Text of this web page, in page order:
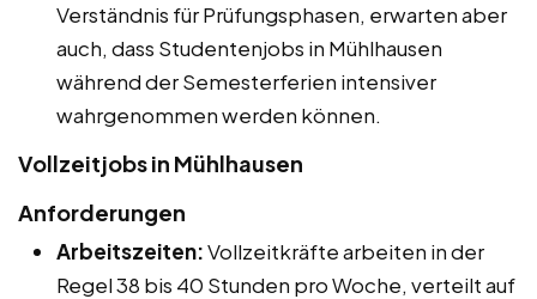
Verständnis für Prüfungsphasen, erwarten aber
auch, dass Studentenjobs in Mühlhausen
während der Semesterferien intensiver
wahrgenommen werden können.
Vollzeitjobs in Mühlhausen
Anforderungen
Arbeitszeiten:Vollzeitkräfte arbeiten in der
Regel 38 bis 40 Stunden pro Woche, verteilt auf